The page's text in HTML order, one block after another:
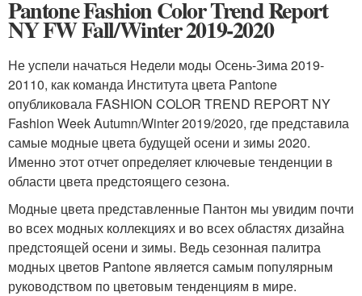
Pantone Fashion Color Trend Report
NY FW Fall/Winter 2019-2020
Не успели начаться Недели моды Осень-Зима 2019-
20110, как команда Института цвета Pantone
опубликовала FASHION COLOR TREND REPORT NY
Fashion Week Autumn/Winter 2019/2020, где представила
самые модные цвета будущей осени и зимы 2020.
Именно этот отчет определяет ключевые тенденции в
области цвета предстоящего сезона.
Модные цвета представленные Пантон мы увидим почти
во всех модных коллекциях и во всех областях дизайна
предстоящей осени и зимы. Ведь сезонная палитра
модных цветов Pantone является самым популярным
руководством по цветовым тенденциям в мире.